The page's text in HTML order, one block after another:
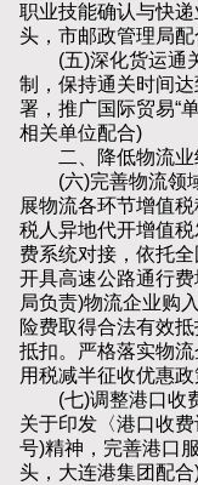
职业技能确认与快
头，市邮政管理局配
(五)深化货运通关
制，保持通关时间
署，推广国际贸易“
相关单位配合)
二、降低物流业
(六)完善物流领域
展物流各环节增值
税人异地代开增值
费系统对接，依托
开具高速公路通行
局负责)物流企业购
险费取得合法有效
抵扣。严格落实物
用税减半征收优惠
(七)调整港口收费
关于印发〈港口收
号)精神，完善港口
头，大连港集团配合